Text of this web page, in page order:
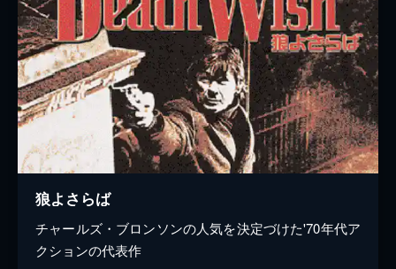
狼よさらば
チャールズ・ブロンソンの人気を決定づけた'70年代ア
クションの代表作